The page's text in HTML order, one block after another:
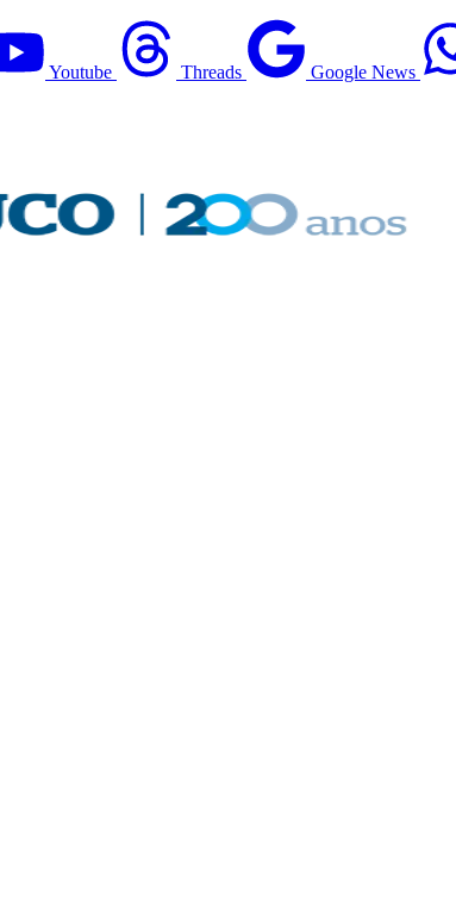
Youtube Threads Google News